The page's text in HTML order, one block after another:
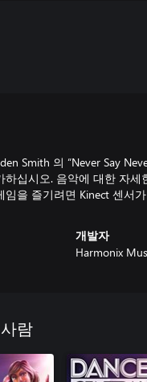
Smith 의 “Never Say
하십시오. 음악에 대한 자
임을 즐기려면 Kinect 센서
개발자
Harmonix
람